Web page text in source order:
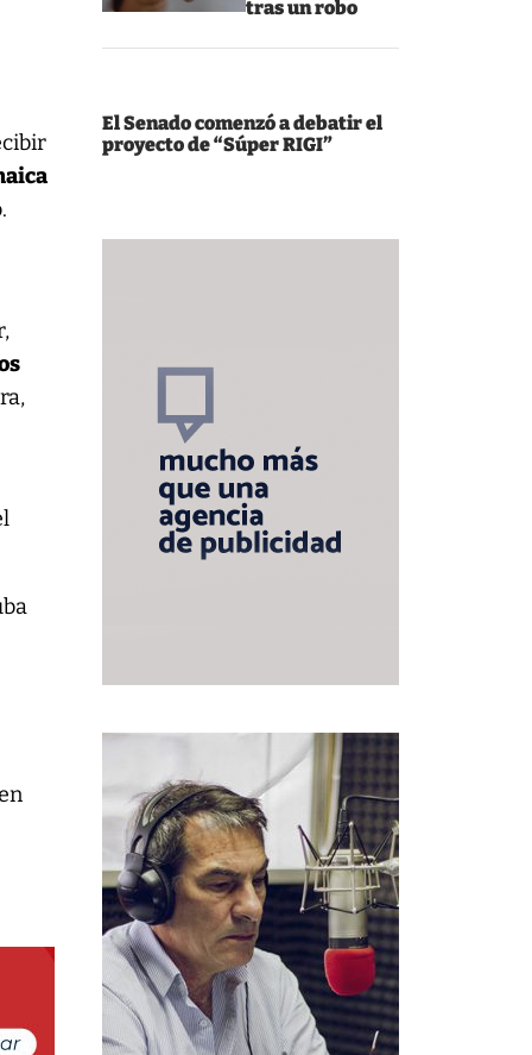
tras un robo
El Senado comenzó a debatir el
proyecto de “Súper RIGI”